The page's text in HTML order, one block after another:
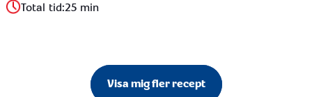
Total tid:25 min
Visa mig fler recept